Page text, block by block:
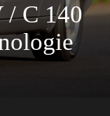
/ C 140